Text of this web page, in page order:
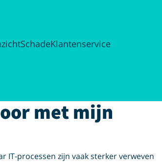
SchadeKlantenservice
met mijn
IT-processen zijn vaak sterker verweven